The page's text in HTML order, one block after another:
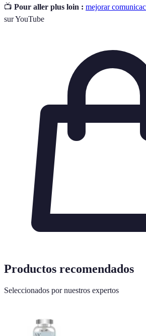
📺 Pour aller plus loin : mejorar
sur YouTube
Productos recomendados
Seleccionados por nuestros expertos